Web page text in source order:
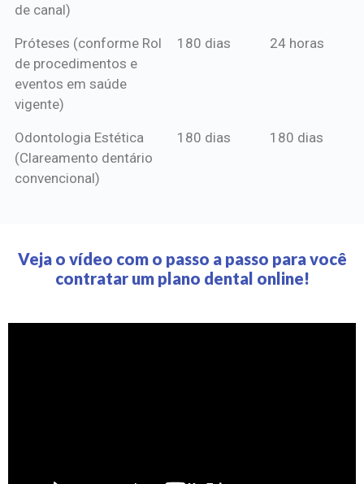
de canal)
Próteses (conforme Rol
de procedimentos e
eventos em saúde
vigente)
180 dias 24 horas
Odontologia Estética
(Clareamento dentário
convencional)
180 dias 180 dias
Veja o vídeo com o passo a passo para você
contratar um plano dental online!